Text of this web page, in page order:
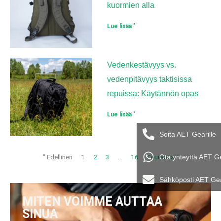
kuormien alla
Lue lisää "
Vedenkestävyys vs.
vedenpitävyys taktisissa
repuissa: Käytännön opas
Lue lisää "
" Edellinen 1 2 3 16 Seuraava "
MITEN VOIMME AUTTAA
SINUA
Soita AET Gearille
Ota yhteyttä AET
Sähköposti AET